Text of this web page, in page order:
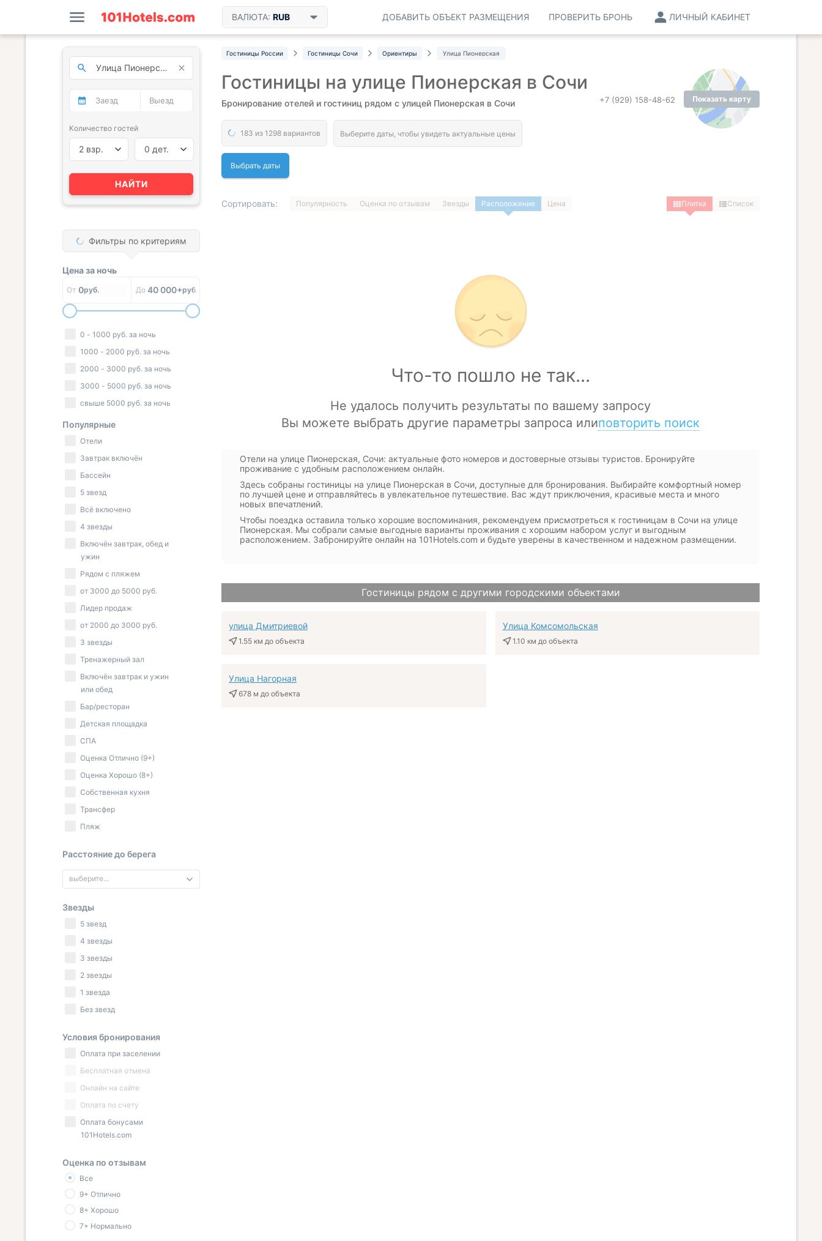
ВАЛЮТА: RUB ЛИЧНЫЙ КАБИНЕТ
ПРОВЕРИТЬ БРОНЬ
ДОБАВИТЬ ОБЪЕКТ РАЗМЕЩЕНИЯ
Гостиницы России Гостиницы Сочи Ориентиры Улица Пионерская
Показать карту
+7 (929) 158-48-62
Гостиницы на улице Пионерская в Сочи
Бронирование отелей и гостиниц рядом с улицей Пионерская в Сочи
Выбрать даты
Сортировать: Популярность Оценка по отзывам Звезды Расположение Цена Плитка Список
Отели на улице Пионерская, Сочи: актуальные фото номеров и достоверные отзывы туристов. Бронируйте
проживание с удобным расположением онлайн.
Здесь собраны гостиницы на улице Пионерская в Сочи, доступные для бронирования. Выбирайте комфортный номер
по лучшей цене и отправляйтесь в увлекательное путешествие. Вас ждут приключения, красивые места и много
новых впечатлений.
Чтобы поездка оставила только хорошие воспоминания, рекомендуем присмотреться к гостиницам в Сочи на улице
Пионерская. Мы собрали самые выгодные варианты проживания с хорошим набором услуг и выгодным
расположением. Забронируйте онлайн на 101Hotels.com и будьте уверены в качественном и надежном размещении.
Гостиницы рядом с другими городскими объектами
улица Дмитриевой
1.55 км до объекта
Улица Комсомольская
1.10 км до объекта
Улица Нагорная
678 м до объекта
Количество гостей
2 взр. 0 дет.
НАЙТИ
Фильтры по критериям
Цена за ночь
От 0руб. До 40 000+руб.
0 - 1000 руб. за ночь
1000 - 2000 руб. за ночь
2000 - 3000 руб. за ночь
3000 - 5000 руб. за ночь
свыше 5000 руб. за ночь
Популярные
Отели
Завтрак включён
Бассейн
5 звезд
Всё включено
4 звезды
Включён завтрак, обед и
ужин
Рядом с пляжем
от 3000 до 5000 руб.
Лидер продаж
от 2000 до 3000 руб.
3 звезды
Тренажерный зал
Включён завтрак и ужин
или обед
Бар/ресторан
Детская площадка
СПА
Оценка Отлично (9+)
Оценка Хорошо (8+)
Собственная кухня
Трансфер
Пляж
Расстояние до берега
выберите...
Звезды
5 звезд
4 звезды
3 звезды
2 звезды
1 звезда
Без звезд
Условия бронирования
Оплата при заселении
Бесплатная отмена
Онлайн на сайте
Оплата по счету
Оплата бонусами
101Hotels.com
Оценка по отзывам
Все
9+ Отлично
8+ Хорошо
7+ Нормально